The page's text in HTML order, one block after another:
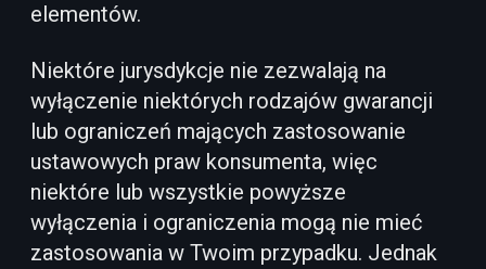
elementów.
Niektóre jurysdykcje nie zezwalają na
wyłączenie niektórych rodzajów gwarancji
lub ograniczeń mających zastosowanie
ustawowych praw konsumenta, więc
niektóre lub wszystkie powyższe
wyłączenia i ograniczenia mogą nie mieć
zastosowania w Twoim przypadku. Jednak